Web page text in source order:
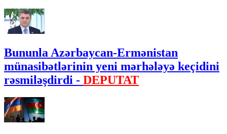
Bununla Azərbaycan-Ermənistan
münasibətlərinin yeni mərhələyə keçidini
rəsmiləşdirdi - DEPUTAT